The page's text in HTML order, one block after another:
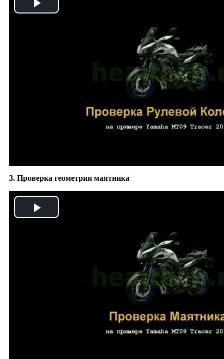
Play
3. Проверка геометрии маятника
Play